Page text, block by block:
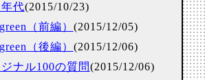
代(2015/10/23)
（前編） (2015/12/05)
（後編） (2015/12/06)
ナル100の質問(2015/12/06)